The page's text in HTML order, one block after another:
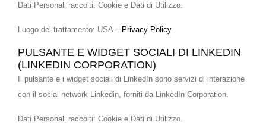
Dati Personali raccolti: Cookie e Dati di Utilizzo.
Luogo del trattamento: USA – Privacy Policy
PULSANTE E WIDGET SOCIALI DI LINKEDIN
(LINKEDIN CORPORATION)
Il pulsante e i widget sociali di LinkedIn sono servizi di interazione
con il social network Linkedin, forniti da LinkedIn Corporation.
Dati Personali raccolti: Cookie e Dati di Utilizzo.